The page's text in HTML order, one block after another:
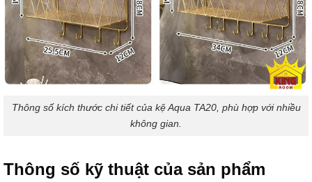
Thông số kích thước chi tiết của kệ Aqua TA20, phù hợp với nhiều
không gian.
Thông số kỹ thuật của sản phẩm